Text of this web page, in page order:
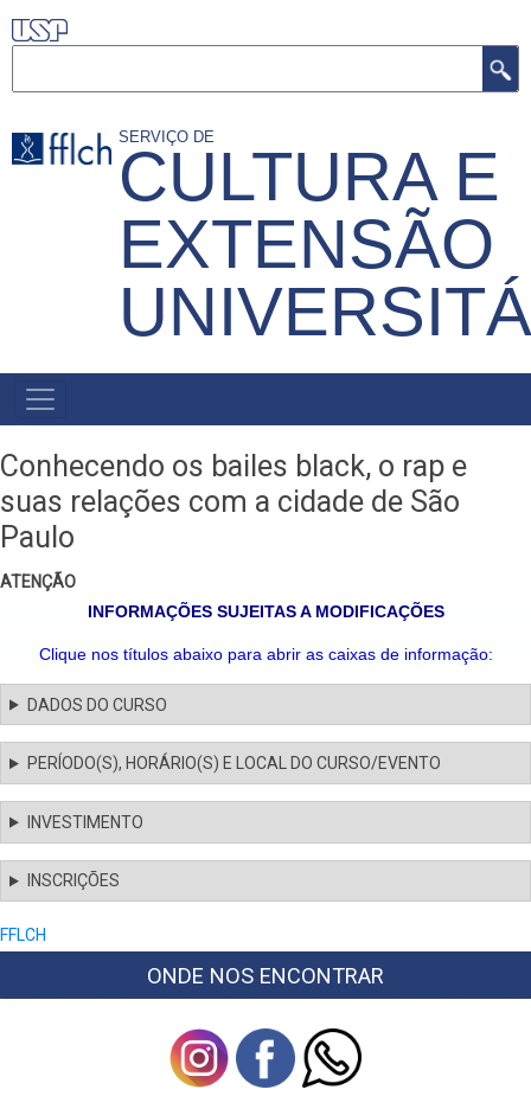
Pular
para
principal
SERVIÇO DE
CULTURA E
EXTENSÃO
MENU
PRIMÁRIO
Conhecendo os bailes black, o rap e
suas relações com a cidade de São
Paulo
ATENÇÃO
INFORMAÇÕES SUJEITAS A MODIFICAÇÕES
Clique nos títulos abaixo para abrir as caixas de informação:
DADOS DO CURSO
PERÍODO(S), HORÁRIO(S) E LOCAL DO CURSO/EVENTO
INVESTIMENTO
INSCRIÇÕES
FFLCH
ONDE NOS ENCONTRAR